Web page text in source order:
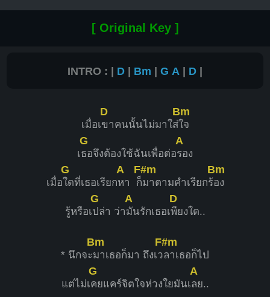
[ Original Key ]
INTRO : | D | Bm | G A | D |
เมื่อเ
D
ขาคนนั้นไม่มาใส่
Bm
ใจ
เ
G
ธอจึงต้องใช้ฉันเพื่อต่อ
A
รอง
เมื่อ
G
ใดที่เธอเรียก
A
หา ก็
F#m
มาตามคำเรียกร้
Bm
อง
รู้หรือเ
G
ปล่า ว่า
A
มันรักเธอเ
D
พียงใด..
* นึกจะ
Bm
มาเธอก็มา ถึงเว
F#m
ลาเธอก็ไป
แต่ไม่เ
G
คยแคร์จิตใจห่วงใยมันเ
A
ลย..